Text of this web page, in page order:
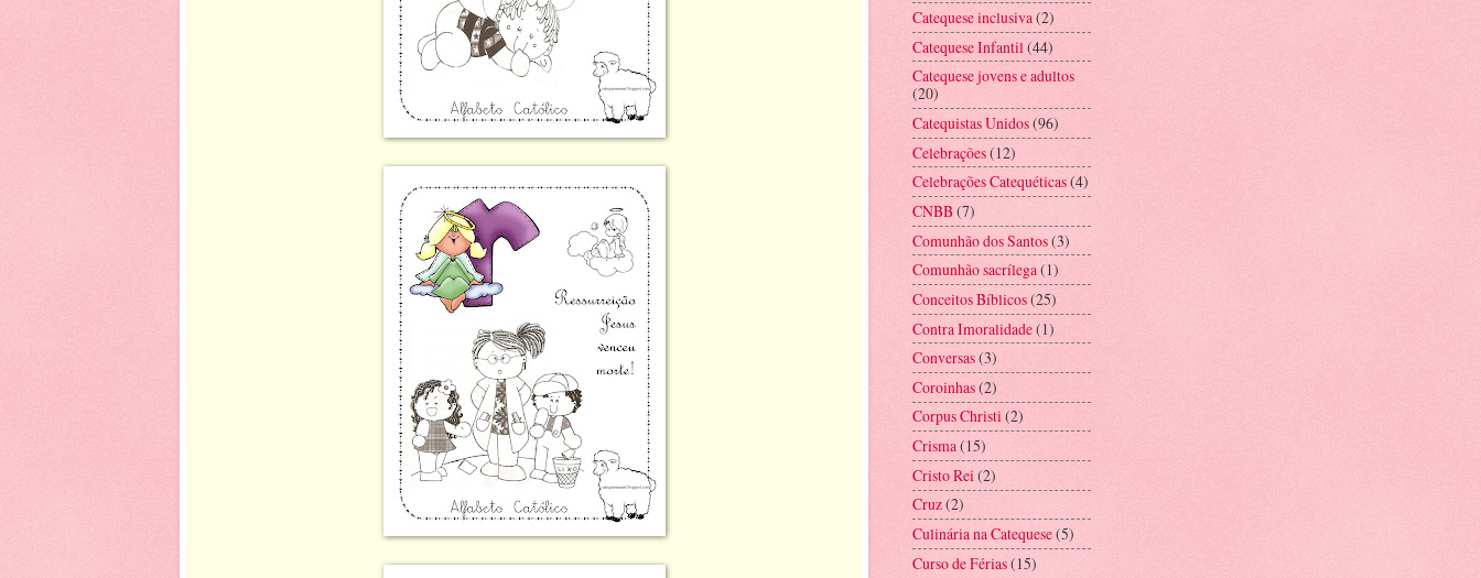
Catequese inclusiva(2)
Catequese Infantil (44)
Catequese jovens e adultos
(20)
Catequistas Unidos(96)
Celebrações(12)
Celebrações Catequéticas(4)
CNBB(7)
Comunhão dos Santos(3)
Comunhão sacrílega(1)
Conceitos Bíblicos(25)
Contra Imoralidade(1)
Conversas(3)
Coroinhas(2)
Corpus Christi(2)
Crisma(15)
Cristo Rei (2)
Cruz(2)
Culinária na Catequese(5)
Curso de Férias(15)